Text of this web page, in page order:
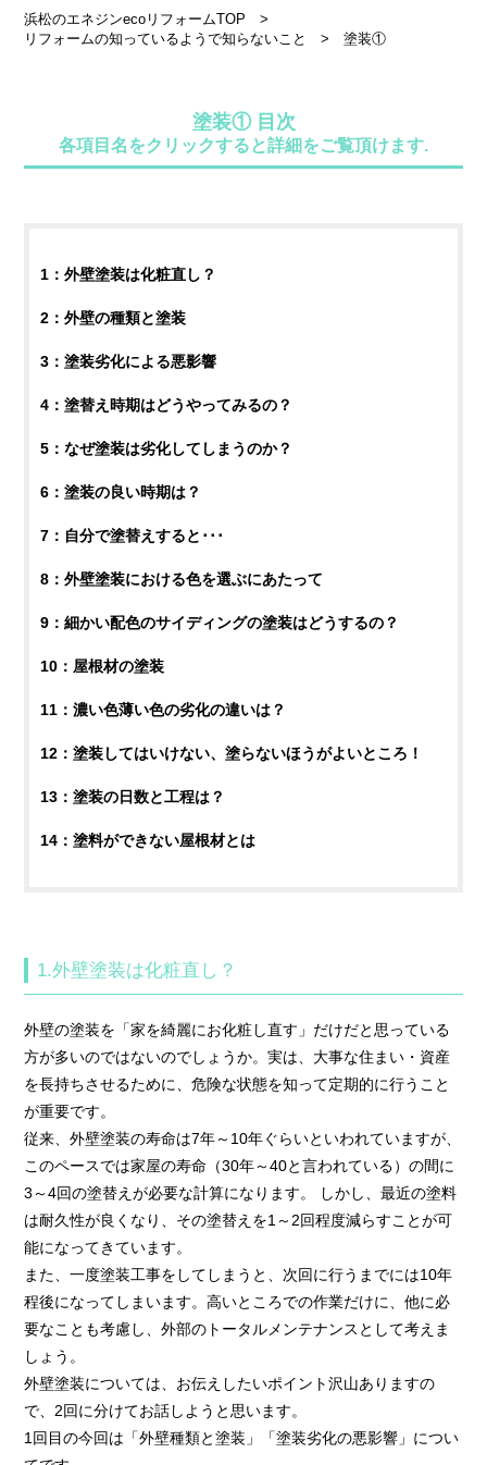
浜松のエネジンecoリフォームTOP >
リフォームの知っているようで知らないこと
>塗装①
塗装① 目次
各項目名をクリックすると詳細をご覧頂けます.
1：外壁塗装は化粧直し？
2：外壁の種類と塗装
3：塗装劣化による悪影響
4：塗替え時期はどうやってみるの？
5：なぜ塗装は劣化してしまうのか？
6：塗装の良い時期は？
7：自分で塗替えすると･･･
8：外壁塗装における色を選ぶにあたって
9：細かい配色のサイディングの塗装はどうするの？
10：屋根材の塗装
11：濃い色薄い色の劣化の違いは？
12：塗装してはいけない、塗らないほうがよいところ！
13：塗装の日数と工程は？
14：塗料ができない屋根材とは
1.外壁塗装は化粧直し？
外壁の塗装を「家を綺麗にお化粧し直す」だけだと思っている
方が多いのではないのでしょうか。実は、大事な住まい・資産
を長持ちさせるために、危険な状態を知って定期的に行うこと
が重要です。
従来、外壁塗装の寿命は7年～10年ぐらいといわれていますが、
このペースでは家屋の寿命（30年～40と言われている）の間に
3～4回の塗替えが必要な計算になります。 しかし、最近の塗料
は耐久性が良くなり、その塗替えを1～2回程度減らすことが可
能になってきています。
また、一度塗装工事をしてしまうと、次回に行うまでには10年
程後になってしまいます。高いところでの作業だけに、他に必
要なことも考慮し、外部のトータルメンテナンスとして考えま
しょう。
外壁塗装については、お伝えしたいポイント沢山ありますの
で、2回に分けてお話しようと思います。
1回目の今回は「外壁種類と塗装」「塗装劣化の悪影響」につい